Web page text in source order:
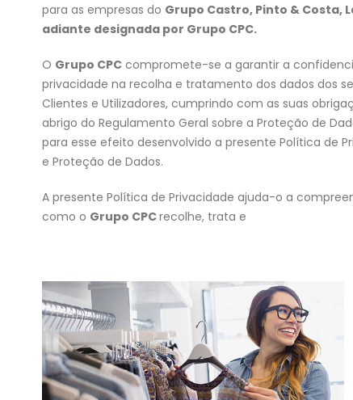
para as empresas do Grupo Castro, Pinto & Costa,
adiante designada por Grupo CPC.
O Grupo CPC compromete-se a garantir a
privacidade na recolha e tratamento dos dados dos
Clientes e Utilizadores, cumprindo com as suas
abrigo do Regulamento Geral sobre a Proteção de
para esse efeito desenvolvido a presente Política de
e Proteção de Dados.
A presente Política de Privacidade ajuda-o a
como o Grupo CPCrecolhe, trata e